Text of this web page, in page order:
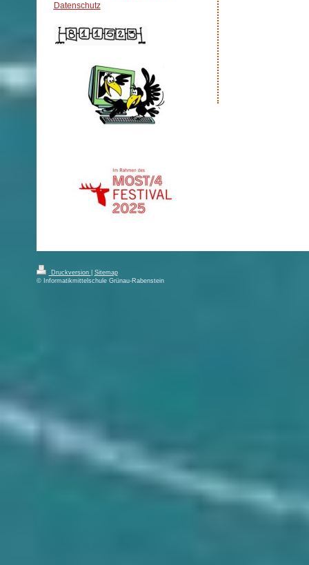
Datenschutz
Druckversion
Sitemap
© Informatikmittelschule Grünau-Rabenstein